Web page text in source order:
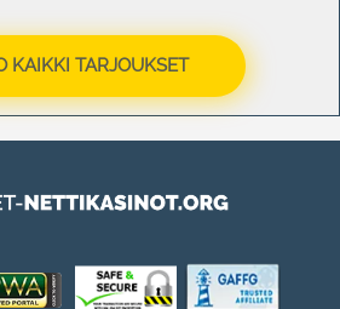
KAIKKI TARJOUKSET